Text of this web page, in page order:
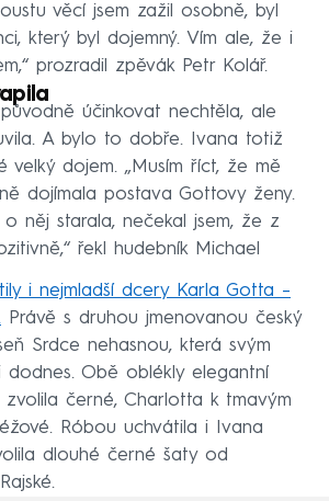
věcí jsem zažil osobně, byl
který byl dojemný. Vím ale, že i
prozradil zpěvák Petr Kolář.
účinkovat nechtěla, ale
A bylo to dobře. Ivana totiž
velký dojem. „Musím říct, že mě
dojímala postava Gottovy ženy.
něj starala, nečekal jsem, že z
řekl hudebník Michael
i nejmladší dcery Karla Gotta –
Právě s druhou jmenovanou český
Srdce nehasnou, která svým
dodnes. Obě oblékly elegantní
černé, Charlotta k tmavým
Róbou uchvátila i Ivana
dlouhé černé šaty od